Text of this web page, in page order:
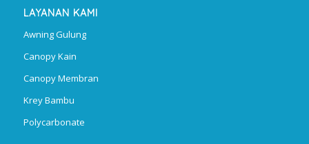
LAYANAN KAMI
Awning Gulung
Canopy Kain
Canopy Membran
Krey Bambu
Polycarbonate